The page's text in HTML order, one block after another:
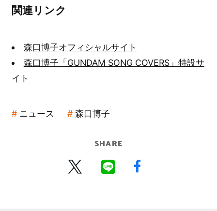
関連リンク
森口博子オフィシャルサイト
森口博子「GUNDAM SONG COVERS」特設サ
イト
ニュース 森口博子
SHARE